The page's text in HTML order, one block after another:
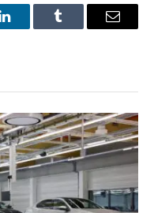
LinkedInTumblr Email